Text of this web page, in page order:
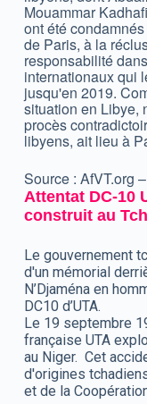
Mouammar
ont été
de Paris, à la
responsabilité
internationaux qui
jusqu'en 2019.
situation en Libye,
procès
libyens, ait lieu à
Source : AfVT.org
Attentat DC-10
construit au
Le gouvernement
d'un mémorial
N’Djaména en
DC10 d’UTA.
Le 19 septembre
française UTA
au Niger. Cet
d'origines
et de la